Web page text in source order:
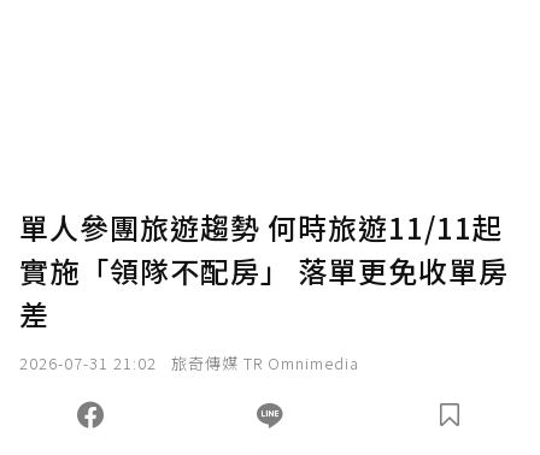
單人參團旅遊趨勢 何時旅遊11/11起
實施「領隊不配房」 落單更免收單房
差
2026-07-31 21:02 旅奇傳媒 TR Omnimedia